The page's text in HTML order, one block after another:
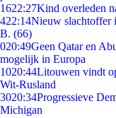
1622:27Kind overleden
422:14Nieuw slachtoffer
B. (66)
020:49Geen Qatar en
mogelijk in Europa
1020:44Litouwen vindt
Wit-Rusland
3020:34Progressieve
Michigan